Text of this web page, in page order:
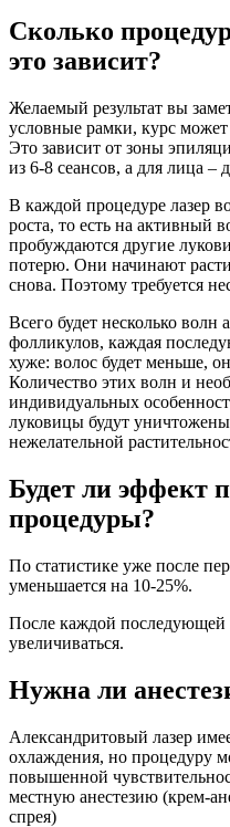
Сколько
это зависит?
Желаемый результат вы
условные рамки, курс может
Это зависит от зоны
из 6-8 сеансов, а для лица –
В каждой процедуре лазер
роста, то есть на активный
пробуждаются другие
потерю. Они начинают
снова. Поэтому требуется
Всего будет несколько волн
фолликулов, каждая
хуже: волос будет меньше,
Количество этих волн и
индивидуальных
луковицы будут
нежелательной
Будет ли эффект
процедуры?
По статистике уже после
уменьшается на 10-25%.
После каждой последующей
увеличиваться.
Нужна ли
Александритовый лазер
охлаждения, но процедуру
повышенной
местную анестезию (крем-
спрея)